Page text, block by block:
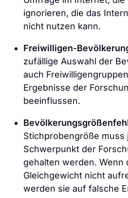
ignorieren, die das
nicht nutzen kann.
Freiwilligen-
zufällige Auswahl der
auch
Ergebnisse der
beeinflussen.
Stichprobengröße muss
Schwerpunkt der
gehalten werden. Wenn
Gleichgewicht nicht
werden sie auf falsche